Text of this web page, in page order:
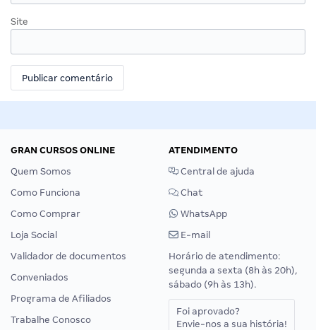
Site
GRAN CURSOS ONLINE
Quem Somos
Como Funciona
Como Comprar
Loja Social
Validador de documentos
Conveniados
Programa de Afiliados
Trabalhe Conosco
ATENDIMENTO
Central de ajuda
Chat
WhatsApp
E-mail
Horário de atendimento:
segunda a sexta (8h às 20h),
sábado (9h às 13h).
Foi aprovado?
Envie-nos a sua história!